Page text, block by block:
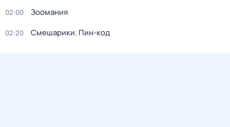
02:00 Зоомания
02:20 Смешарики. Пин-код